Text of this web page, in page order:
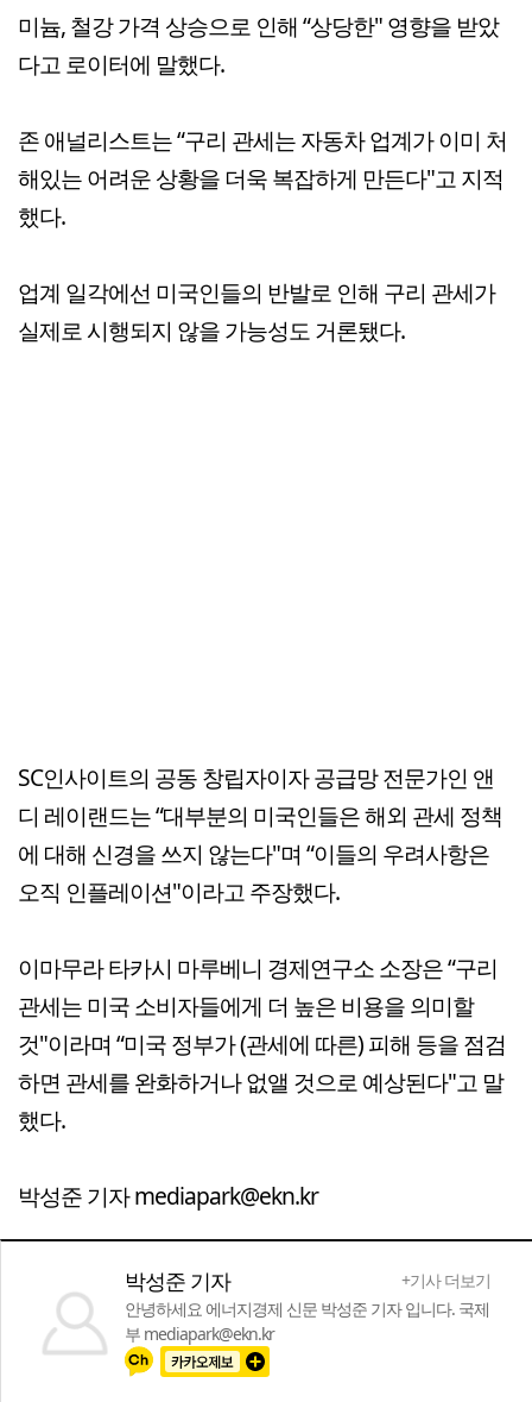
미늄, 철강 가격 상승으로 인해 “상당한" 영향을 받았
다고 로이터에 말했다.
존 애널리스트는 “구리 관세는 자동차 업계가 이미 처
해있는 어려운 상황을 더욱 복잡하게 만든다"고 지적
했다.
업계 일각에선 미국인들의 반발로 인해 구리 관세가
실제로 시행되지 않을 가능성도 거론됐다.
SC인사이트의 공동 창립자이자 공급망 전문가인 앤
디 레이랜드는 “대부분의 미국인들은 해외 관세 정책
에 대해 신경을 쓰지 않는다"며 “이들의 우려사항은
오직 인플레이션"이라고 주장했다.
이마무라 타카시 마루베니 경제연구소 소장은 “구리
관세는 미국 소비자들에게 더 높은 비용을 의미할
것"이라며 “미국 정부가 (관세에 따른) 피해 등을 점검
하면 관세를 완화하거나 없앨 것으로 예상된다"고 말
했다.
박성준 기자 mediapark@ekn.kr
박성준 기자
+기사 더보기
안녕하세요 에너지경제 신문 박성준 기자 입니다. 국제
부 mediapark@ekn.kr